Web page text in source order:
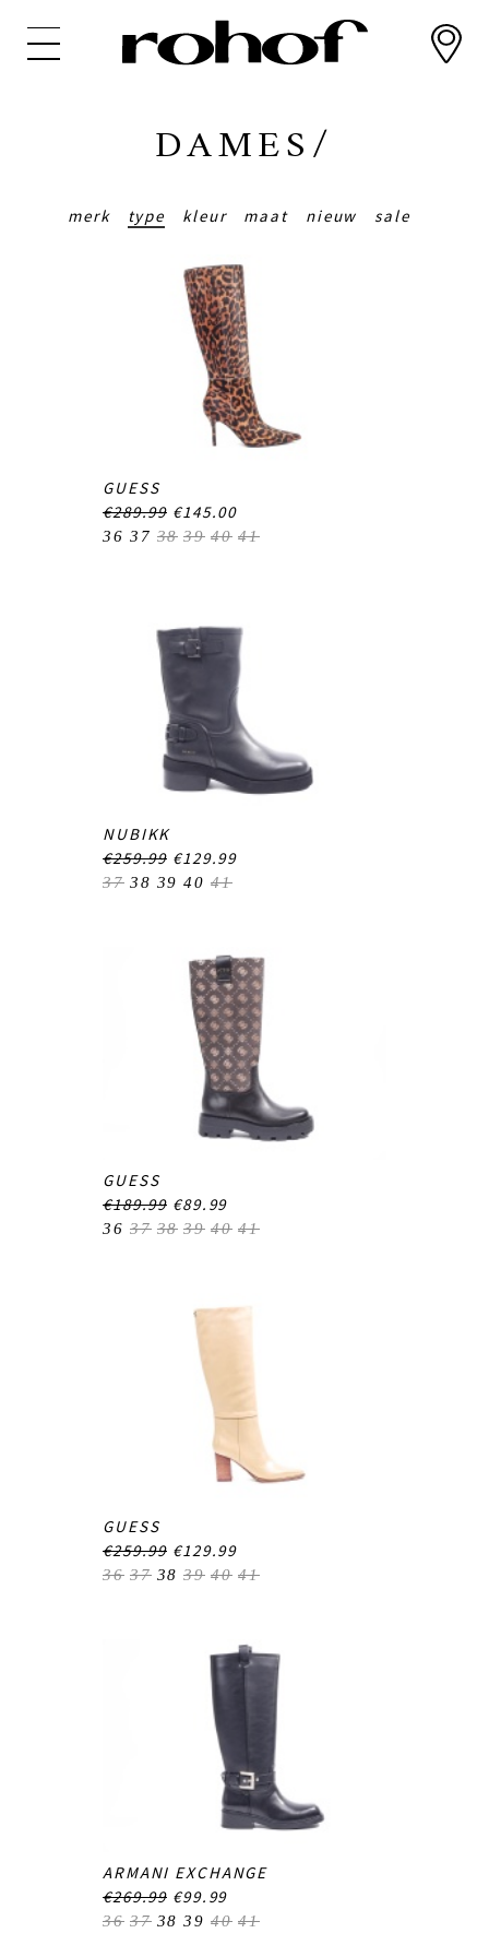
DAMES/
merk type kleur maat nieuw sale
GUESS
€289.99 €145.00
36 37 38 39 40 41
NUBIKK
€259.99 €129.99
37 38 39 40 41
GUESS
€189.99 €89.99
36 37 38 39 40 41
GUESS
€259.99 €129.99
36 37 38 39 40 41
ARMANI EXCHANGE
€269.99 €99.99
36 37 38 39 40 41